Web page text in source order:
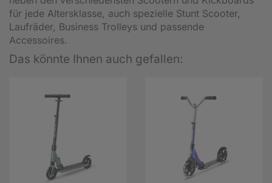
für jede Altersklasse, auch spezielle Stunt Scooter,
Laufräder, Business Trolleys und passende
Accessoires.
Das könnte Ihnen auch gefallen: